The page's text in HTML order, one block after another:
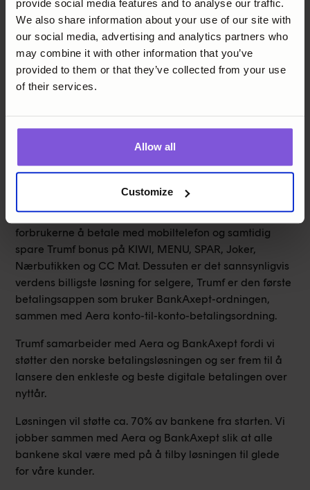
provide social media features and to analyse our traffic.
We also share information about your use of our site with
our social media, advertising and analytics partners who
may combine it with other information that you’ve
provided to them or that they’ve collected from your use
of their services.
Allow all
Customize
andel av den totale omsetningen, så det er viktig at
oppgjør og rapportering på tvers av kanaler er
integrert.
Lommebok/app-løsning
Trumf bruker Aeras lommebokløsning og A2A-betaling
for lojalitets- og betalingstjenesten Trumf Pay.
Trumf Pay
Dette er NorgesGruppen og Trumfs nye og
banebrytende app som skal gjøre det enklere for
forbrukerne å betale med mobiltelefon og samtidig
spare Trumf bonus på KIWI, MENU, SPAR, Joker,
Nærbutikken og CC Mat. Dessuten er det sannsynligvis
verdens billigste løsning for selgere, Trumf er den første
betalingsappen som bruker BankAxept-ordningen,
sammen med Aera konto-til-konto-betalingsordning.
Trumf samarbeider med Aera og BankAxept fordi vi
støtter den norske betalingsløsningen og ser frem til å
lansere den enkleste og beste digitale betalingen over
nyttår.
Løsningen vil støtte ca. 70% av bankene fra starten. Vi
jobber sammen med Aera og BankAxept slik at alle
bankene skal være med på å tilby løsningen til glede
for våre kunder.